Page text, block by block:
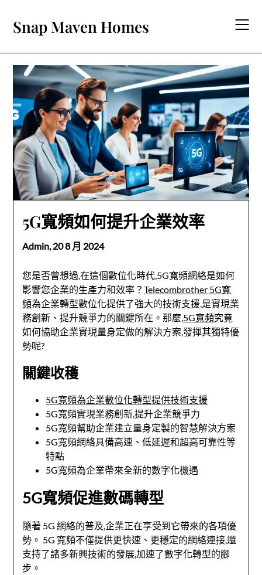
content
Snap Maven Homes
5G寬頻如何提升企業效率
Admin,20 8 月 2024
您是否曾想過,在這個數位化時代,5G寬頻網絡是如何
影響您企業的生產力和效率？Telecombrother 5G寬
頻為企業轉型數位化提供了強大的技術支援,是實現業
務創新、提升競爭力的關鍵所在。那麼,5G寬頻究竟
如何協助企業實現量身定做的解決方案,發揮其獨特優
勢呢?
關鍵收穫
5G寬頻為企業數位化轉型提供技術支援
5G寬頻實現業務創新,提升企業競爭力
5G寬頻幫助企業建立量身定製的智慧解決方案
5G寬頻網絡具備高速、低延遲和超高可靠性等
特點
5G寬頻為企業帶來全新的數字化機遇
5G寬頻促進數碼轉型
隨著 5G 網絡的普及,企業正在享受到它帶來的各項優
勢。 5G 寬頻不僅提供更快速、更穩定的網絡連接,還
支持了諸多新興技術的發展,加速了數字化轉型的腳
步。